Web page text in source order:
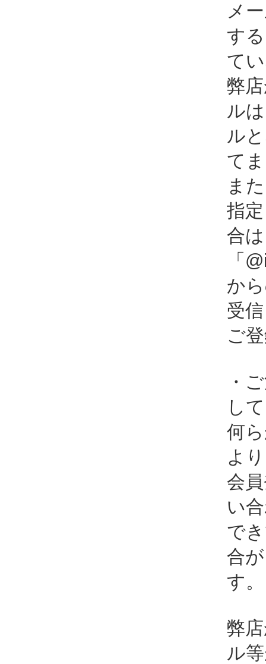
メ
す
て
弊
ル
ル
て
ま
指
合
「
か
受
ご
・
し
何
よ
会
い
で
合
す。
弊
ル